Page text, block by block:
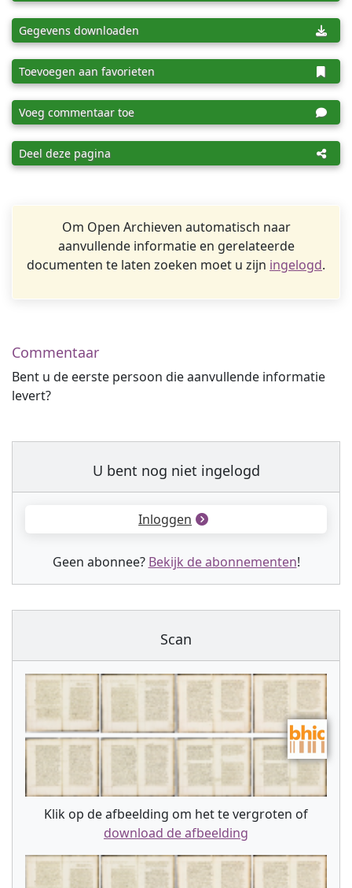
Gegevens downloaden
Toevoegen aan favorieten
Voeg commentaar toe
Deel deze pagina
Om Open Archieven automatisch naar
aanvullende informatie en gerelateerde
documenten te laten zoeken moet u zijn ingelogd.
Commentaar
Bent u de eerste persoon die aanvullende informatie
levert?
U bent nog niet ingelogd
Inloggen
Geen abonnee? Bekijk de abonnementen!
Scan
Klik op de afbeelding om het te vergroten of
download de afbeelding